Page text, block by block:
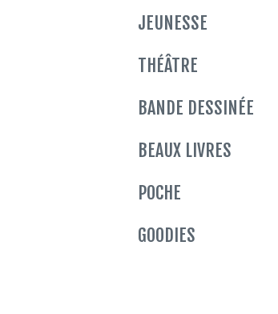
JEUNESSE
THÉÂTRE
BANDE DESSINÉE
BEAUX LIVRES
POCHE
GOODIES